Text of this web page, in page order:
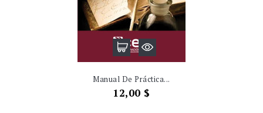
Manual De Práctica...
Precio
12,00 $